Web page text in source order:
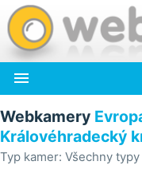

Webkamery
Královéhradecký
Typ kamer: Všechny